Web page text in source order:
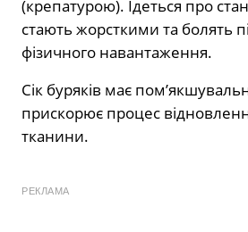
(крепатурою). Ідеться про
стають жорсткими та болять
фізичного навантаження.
Сік буряків має
прискорює процес
тканини.
РЕКЛАМА